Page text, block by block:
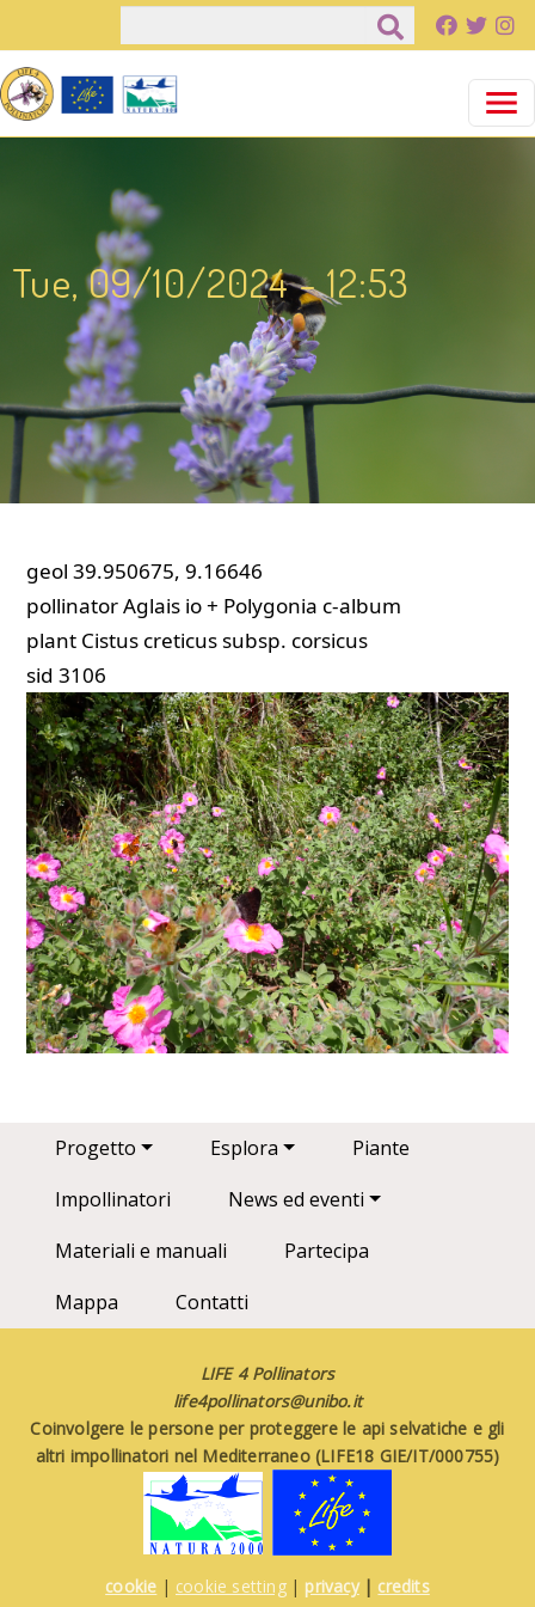
Salta al contenuto principale
Tue, 09/10/2024 - 12:53
geol 39.950675, 9.16646
pollinatorAglais io + Polygonia c-album
plant Cistus creticus subsp. corsicus
sid 3106
Main navigation
Progetto Esplora
Piante
Impollinatori
News ed eventi
Materiali e manuali
Partecipa
Mappa
Contatti
LIFE 4 Pollinators
life4pollinators@unibo.it
Coinvolgere le persone per proteggere le api selvatiche e gli
altri impollinatori nel Mediterraneo (LIFE18 GIE/IT/000755)
cookie | cookie setting| privacy| credits